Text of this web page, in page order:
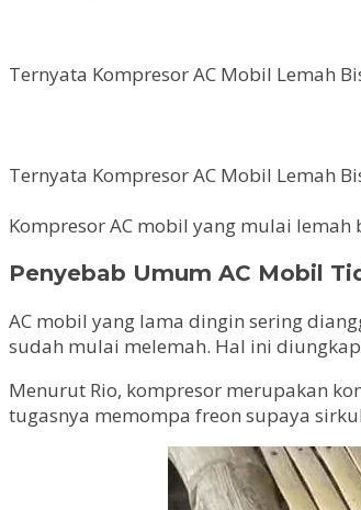
Ternyata Kompresor AC Mobil Lemah
Ternyata Kompresor AC Mobil Lemah
Kompresor AC mobil yang mulai
Penyebab Umum AC Mobil
AC mobil yang lama dingin sering
sudah mulai melemah. Hal ini
Menurut Rio, kompresor merupakan
tugasnya memompa freon supaya